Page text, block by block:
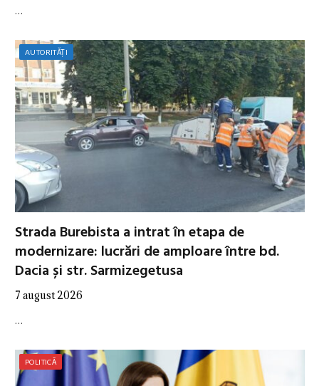
…
AUTORITĂȚI
Strada Burebista a intrat în etapa de
modernizare: lucrări de amploare între bd.
Dacia și str. Sarmizegetusa
7 august 2026
…
POLITICĂ